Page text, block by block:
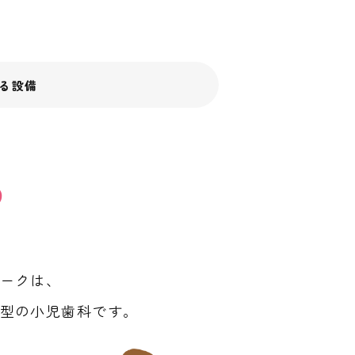
設備
クは、
の小児歯科です。